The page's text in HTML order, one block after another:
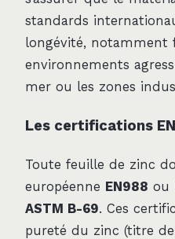
standards
longévité, notamment
environnements
mer ou les zones
Les certifications
Toute feuille de zinc
européenne EN988 ou
ASTM B-69. Ces
pureté du zinc (titre